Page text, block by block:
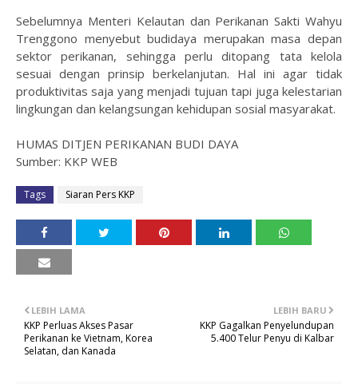
Sebelumnya Menteri Kelautan dan Perikanan Sakti Wahyu
Trenggono menyebut budidaya merupakan masa depan
sektor perikanan, sehingga perlu ditopang tata kelola
sesuai dengan prinsip berkelanjutan. Hal ini agar tidak
produktivitas saja yang menjadi tujuan tapi juga kelestarian
lingkungan dan kelangsungan kehidupan sosial masyarakat.
HUMAS DITJEN PERIKANAN BUDI DAYA
Sumber: KKP WEB
Tags Siaran Pers KKP
LEBIH BARU
KKP Gagalkan Penyelundupan
5.400 Telur Penyu di Kalbar
LEBIH LAMA
KKP Perluas Akses Pasar
Perikanan ke Vietnam, Korea
Selatan, dan Kanada